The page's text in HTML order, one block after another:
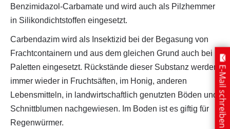
Benzimidazol-Carbamate und wird auch als Pilzhemmer
in Silikondichtstoffen eingesetzt.
Carbendazim wird als Insektizid bei der Begasung von
Frachtcontainern und aus dem gleichen Grund auch bei
Paletten eingesetzt. Rückstände dieser Substanz werden
immer wieder in Fruchtsäften, im Honig, anderen
Lebensmitteln, in landwirtschaftlich genutzten Böden und
Schnittblumen nachgewiesen. Im Boden ist es giftig für
Regenwürmer.
E-Mail schreiben